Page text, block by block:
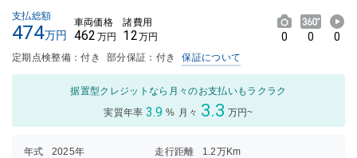
支払総額
474万円
車両価格
462 万円
諸費用
12万円 0 0 0
定期点検整備：付き 部分保証：付き 保証について
据置型クレジットなら月々のお支払いもラクラク
実質年率 3.9 % 月々 3.3 万円~
年式 2025年 走行距離
1.2万Km